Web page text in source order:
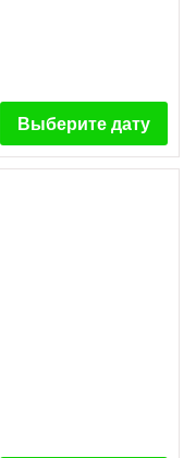
Выберите дату